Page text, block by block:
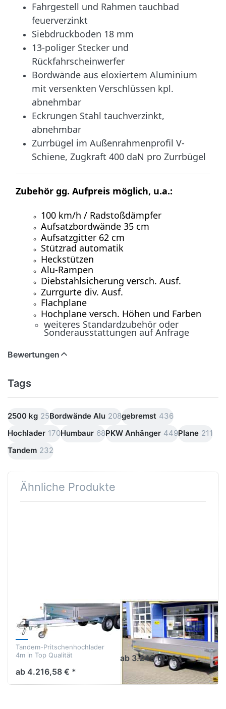
Fahrgestell und Rahmen tauchbad
feuerverzinkt
Siebdruckboden 18 mm
13-poliger Stecker und
Rückfahrscheinwerfer
Bordwände aus eloxiertem Aluminium
mit versenkten Verschlüssen kpl.
abnehmbar
Eckrungen Stahl tauchverzinkt,
abnehmbar
Zurrbügel im Außenrahmenprofil V-
Schiene, Zugkraft 400 daN pro Zurrbügel
Zubehör gg. Aufpreis möglich, u.a.:
100 km/h / Radstoßdämpfer
Aufsatzbordwände 35 cm
Aufsatzgitter 62 cm
Stützrad automatik
Heckstützen
Alu-Rampen
Diebstahlsicherung versch. Ausf.
Zurrgurte div. Ausf.
Flachplane
Hochplane versch. Höhen und Farben
weiteres Standardzubehör oder
Sonderausstattungen auf Anfrage
Bewertungen
Tags
2500 kg 25Bordwände Alu 208gebremst 436
Hochlader 170Humbaur 68PKW Anhänger 449Plane 211
Tandem 232
Ähnliche Produkte
UNSINN
WEB H 4217-26-
13
Tandem-Pritschenhochlader
4m in Top Qualität
ab 4.216,58 € *
EDUARD
HL 4018
Profihochlader Tandem
Alubordwände
ab 3.249,00 € *